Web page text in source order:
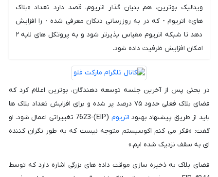
ویتالیک بوترین، هم بنیان گذار اتریوم، قصد دارد تعداد «بلاک
های» اتریوم - که در به روزرسانی دنکان معرفی شده - را افزایش
دهد تا شبکه اتریوم مقیاس پذیرتر شود و به پروتکل های لایه ۲
امکان افزایش ظرفیت داده شود.
در بحثی پس از آخرین جلسه توسعه دهندگان، بوترین اعلام کرد که
فضای بلاک فعلی حدود ۷۵ درصد پر شده و برای افزایش تعداد بلاک ها
باید از طریق پیشنهاد بهبود اتریوم
(EIP)-7623 تغییراتی اعمال شود. او
گفت: «فکر می کنم اکوسیستم متوجه نیست که به طور نگران کننده
ای به سقف نزدیک شده ایم.»
فضای بلاک به ذخیره سازی موقت داده های بزرگی اشاره دارد که توسط